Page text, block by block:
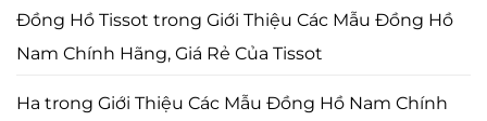
Đồng Hồ Tissot trong Giới Thiệu Các Mẫu Đồng Hồ
Nam Chính Hãng, Giá Rẻ Của Tissot
Ha trong Giới Thiệu Các Mẫu Đồng Hồ Nam Chính